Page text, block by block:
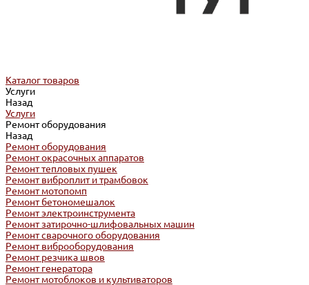
Каталог товаров
Услуги
Назад
Услуги
Ремонт оборудования
Назад
Ремонт оборудования
Ремонт окрасочных аппаратов
Ремонт тепловых пушек
Ремонт виброплит и трамбовок
Ремонт мотопомп
Ремонт бетономешалок
Ремонт электроинструмента
Ремонт затирочно-шлифовальных машин
Ремонт сварочного оборудования
Ремонт виброоборудования
Ремонт резчика швов
Ремонт генератора
Ремонт мотоблоков и культиваторов